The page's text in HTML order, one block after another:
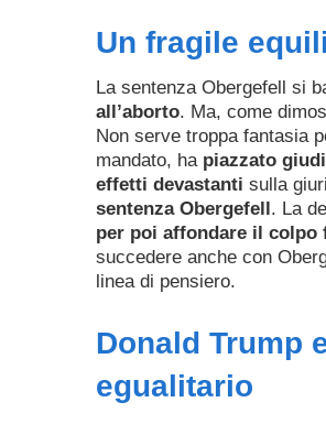
Un fragile
La sentenza Obergefell si
all’aborto. Ma, come
Non serve troppa fantasia
mandato, ha piazzato
effetti devastanti sulla
sentenza Obergefell . La
per poi affondare il colpo
succedere anche con
linea di pensiero.
Donald Trump
egualitario